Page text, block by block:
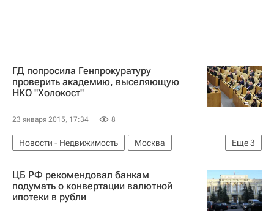
ГД попросила Генпрокуратуру
проверить академию, выселяющую
НКО "Холокост"
23 января 2015, 17:34 8
Еще3
Новости - Недвижимость
Москва
Госдума РФ
Недвижимость Россия
ЦБ РФ рекомендовал банкам
подумать о конвертации валютной
ипотеки в рубли